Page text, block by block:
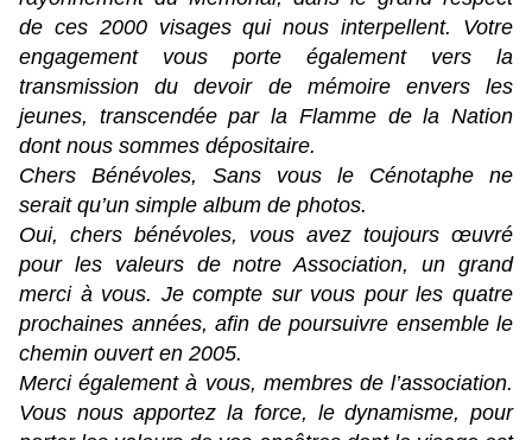
de ces 2000 visages qui nous interpellent. Votre
engagement vous porte également vers la
transmission du devoir de mémoire envers les
jeunes, transcendée par la Flamme de la Nation
dont nous sommes dépositaire.
Chers Bénévoles, Sans vous le Cénotaphe ne
serait qu’un simple album de photos.
Oui, chers bénévoles, vous avez toujours œuvré
pour les valeurs de notre Association, un grand
merci à vous. Je compte sur vous pour les quatre
prochaines années, afin de poursuivre ensemble le
chemin ouvert en 2005.
Merci également à vous, membres de l’association.
Vous nous apportez la force, le dynamisme, pour